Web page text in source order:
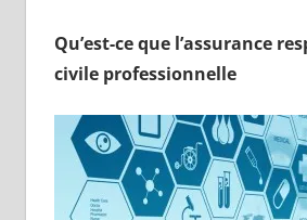
Qu’est-ce que l’assurance
civile professionnelle